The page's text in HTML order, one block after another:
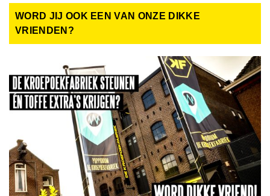
WORD JIJ OOK EEN VAN ONZE DIKKE
VRIENDEN?